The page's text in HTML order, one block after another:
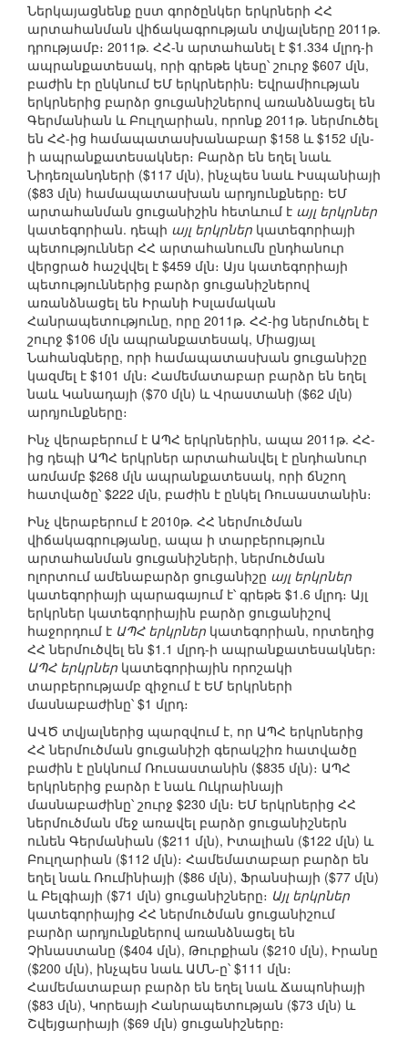
Ներկայացնենք ըստ գործընկեր երկրների ՀՀ
արտահանման վիճակագրության տվյալները 2011թ.
դրությամբ։ 2011թ. ՀՀ-ն արտահանել է $1.334 մլրդ-ի
ապրանքատեսակ, որի գրեթե կեսը՝ շուրջ $607 մլն,
բաժին էր ընկնում ԵՄ երկրներին։ Եվրամիության
երկրներից բարձր ցուցանիշներով առանձնացել են
Գերմանիան և Բուլղարիան, որոնք 2011թ. ներմուծել
են ՀՀ-ից համապատասխանաբար $158 և $152 մլն-
ի ապրանքատեսակներ։ Բարձր են եղել նաև
Նիդեռլանդների ($117 մլն), ինչպես նաև Իսպանիայի
($83 մլն) համապատասխան արդյունքները։ ԵՄ
արտահանման ցուցանիշին հետևում է այլ երկրներ
կատեգորիան. դեպի այլ երկրներ կատեգորիայի
պետություններ ՀՀ արտահանումն ընդհանուր
վերցրած հաշվվել է $459 մլն։ Այս կատեգորիայի
պետություններից բարձր ցուցանիշներով
առանձնացել են Իրանի Իսլամական
Հանրապետությունը, որը 2011թ. ՀՀ-ից ներմուծել է
շուրջ $106 մլն ապրանքատեսակ, Միացյալ
Նահանգները, որի համապատասխան ցուցանիշը
կազմել է $101 մլն։ Համեմատաբար բարձր են եղել
նաև Կանադայի ($70 մլն) և Վրաստանի ($62 մլն)
արդյունքները։
Ինչ վերաբերում է ԱՊՀ երկրներին, ապա 2011թ. ՀՀ-
ից դեպի ԱՊՀ երկրներ արտահանվել է ընդհանուր
առմամբ $268 մլն ապրանքատեսակ, որի ճնշող
հատվածը՝ $222 մլն, բաժին է ընկել Ռուսաստանին։
Ինչ վերաբերում է 2010թ. ՀՀ ներմուծման
վիճակագրությանը, ապա ի տարբերություն
արտահանման ցուցանիշների, ներմուծման
ոլորտում ամենաբարձր ցուցանիշը այլ երկրներ
կատեգորիայի պարագայում է՝ գրեթե $1.6 մլրդ։ Այլ
երկրներ կատեգորիային բարձր ցուցանիշով
հաջորդում է ԱՊՀ երկրներ կատեգորիան, որտեղից
ՀՀ ներմուծվել են $1.1 մլրդ-ի ապրանքատեսակներ։
ԱՊՀ երկրներ կատեգորիային որոշակի
տարբերությամբ զիջում է ԵՄ երկրների
մասնաբաժինը՝ $1 մլրդ։
ԱՎԾ տվյալներից պարզվում է, որ ԱՊՀ երկրներից
ՀՀ ներմուծման ցուցանիշի գերակշիռ հատվածը
բաժին է ընկնում Ռուսաստանին ($835 մլն)։ ԱՊՀ
երկրներից բարձր է նաև Ուկրաինայի
մասնաբաժինը՝ շուրջ $230 մլն։ ԵՄ երկրներից ՀՀ
ներմուծման մեջ առավել բարձր ցուցանիշներն
ունեն Գերմանիան ($211 մլն), Իտալիան ($122 մլն) և
Բուլղարիան ($112 մլն)։ Համեմատաբար բարձր են
եղել նաև Ռումինիայի ($86 մլն), Ֆրանսիայի ($77 մլն)
և Բելգիայի ($71 մլն) ցուցանիշները։ Այլ երկրներ
կատեգորիայից ՀՀ ներմուծման ցուցանիշում
բարձր արդյունքներով առանձնացել են
Չինաստանը ($404 մլն), Թուրքիան ($210 մլն), Իրանը
($200 մլն), ինչպես նաև ԱՄՆ-ը՝ $111 մլն։
Համեմատաբար բարձր են եղել նաև Ճապոնիայի
($83 մլն), Կորեայի Հանրապետության ($73 մլն) և
Շվեյցարիայի ($69 մլն) ցուցանիշները։